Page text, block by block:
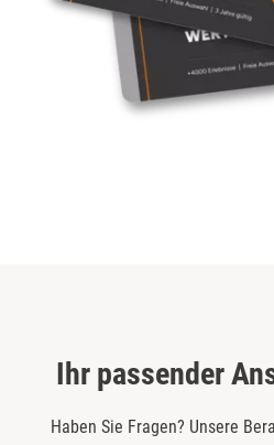
Ihr passender
Haben Sie Fragen? Unsere